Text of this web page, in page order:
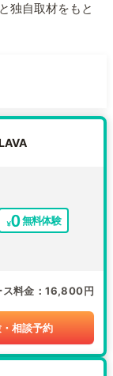
独自取材をもと
無料体験
ス料金 16,800円
相談予約